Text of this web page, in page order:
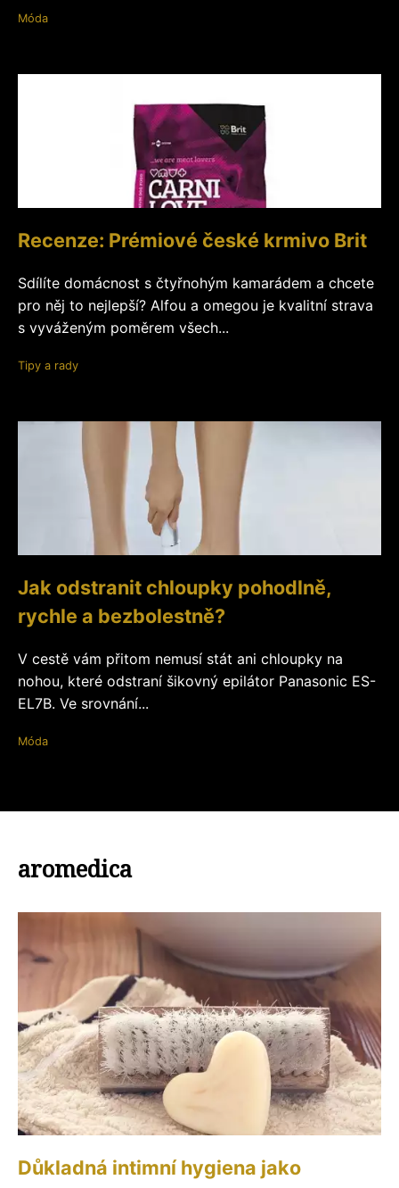
Móda
Recenze: Prémiové české krmivo Brit
Sdílíte domácnost s čtyřnohým kamarádem a chcete
pro něj to nejlepší? Alfou a omegou je kvalitní strava
s vyváženým poměrem všech...
Tipy a rady
Jak odstranit chloupky pohodlně,
rychle a bezbolestně?
V cestě vám přitom nemusí stát ani chloupky na
nohou, které odstraní šikovný epilátor Panasonic ES-
EL7B. Ve srovnání...
Móda
aromedica
Důkladná intimní hygiena jako